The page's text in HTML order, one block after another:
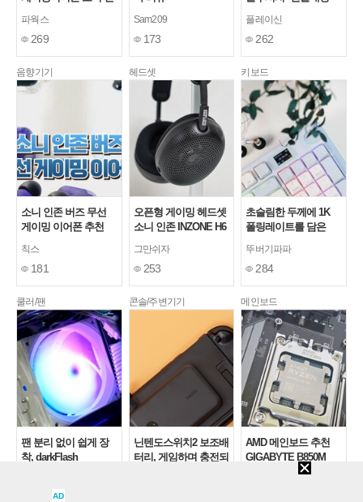
Buds) 사용, 청음기
파웍스
269
Sam209
173
디션 롬 설치방법 / 능
력자의 LTBOX
플레이신
262
음향기기
소니 인존 버즈 무선
게이밍 이어폰 추천
칙스
181
헤드셋
오픈형 게이밍 헤드셋
소니 인존 INZONE H6
그만쉬자
253
키보드
초슬림한 두께에 1K
폴링레이트를 담은
선 로우 프로파일 기계
식 키보드
뚜버기파파
284
쿨러/팬
팬 분리 없이 쉽게 장
착, darkFlash
콘솔/주변기기
닌텐도스위치2 보조배
터리, 게임하며 충전되
메인보드
AMD 메인보드 추천
GIGABYTE B850M
GAMING X WIFI6E 제
AD